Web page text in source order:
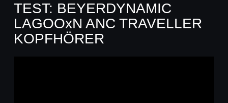
TEST: BEYERDYNAMIC
LAGOOxN ANC TRAVELLER
KOPFHÖRER